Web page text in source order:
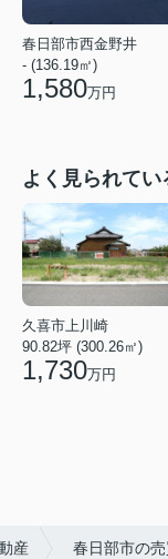
春日部市西金野井
- (136.19㎡)
1,580万円
よく見られてい
久喜市上川崎
90.82坪 (300.26㎡)
1,730万円
産 春日部市の